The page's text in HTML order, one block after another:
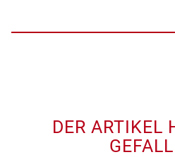
DER ARTIKEL